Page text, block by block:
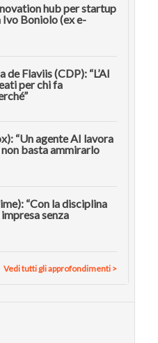
hub per startup
Ivo Boniolo (ex e-
Flaviis (CDP): “L’AI
per chi fa
“Un agente AI lavora
basta ammirarlo
“Con la disciplina
senza
Vedi tutti gli approfondimenti >